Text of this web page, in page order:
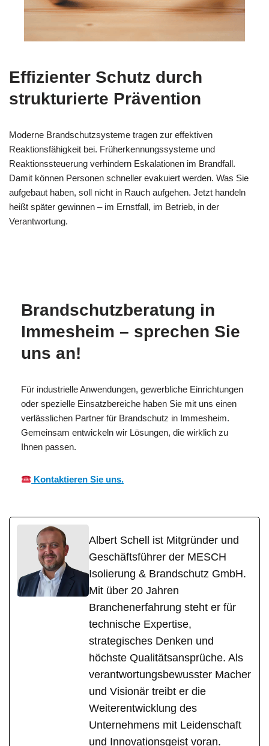
Effizienter Schutz durch
strukturierte Prävention
Moderne Brandschutzsysteme tragen zur effektiven
Reaktionsfähigkeit bei. Früherkennungssysteme und
Reaktionssteuerung verhindern Eskalationen im Brandfall.
Damit können Personen schneller evakuiert werden. Was Sie
aufgebaut haben, soll nicht in Rauch aufgehen. Jetzt handeln
heißt später gewinnen – im Ernstfall, im Betrieb, in der
Verantwortung.
Brandschutzberatung in
Immesheim – sprechen Sie
uns an!
Für industrielle Anwendungen, gewerbliche Einrichtungen
oder spezielle Einsatzbereiche haben Sie mit uns einen
verlässlichen Partner für Brandschutz in Immesheim.
Gemeinsam entwickeln wir Lösungen, die wirklich zu
Ihnen passen.
Kontaktieren Sie uns.
Albert Schell ist Mitgründer und
Geschäftsführer der MESCH
Isolierung & Brandschutz GmbH.
Mit über 20 Jahren
Branchenerfahrung steht er für
technische Expertise,
strategisches Denken und
höchste Qualitätsansprüche. Als
verantwortungsbewusster Macher
und Visionär treibt er die
Weiterentwicklung des
Unternehmens mit Leidenschaft
und Innovationsgeist voran.